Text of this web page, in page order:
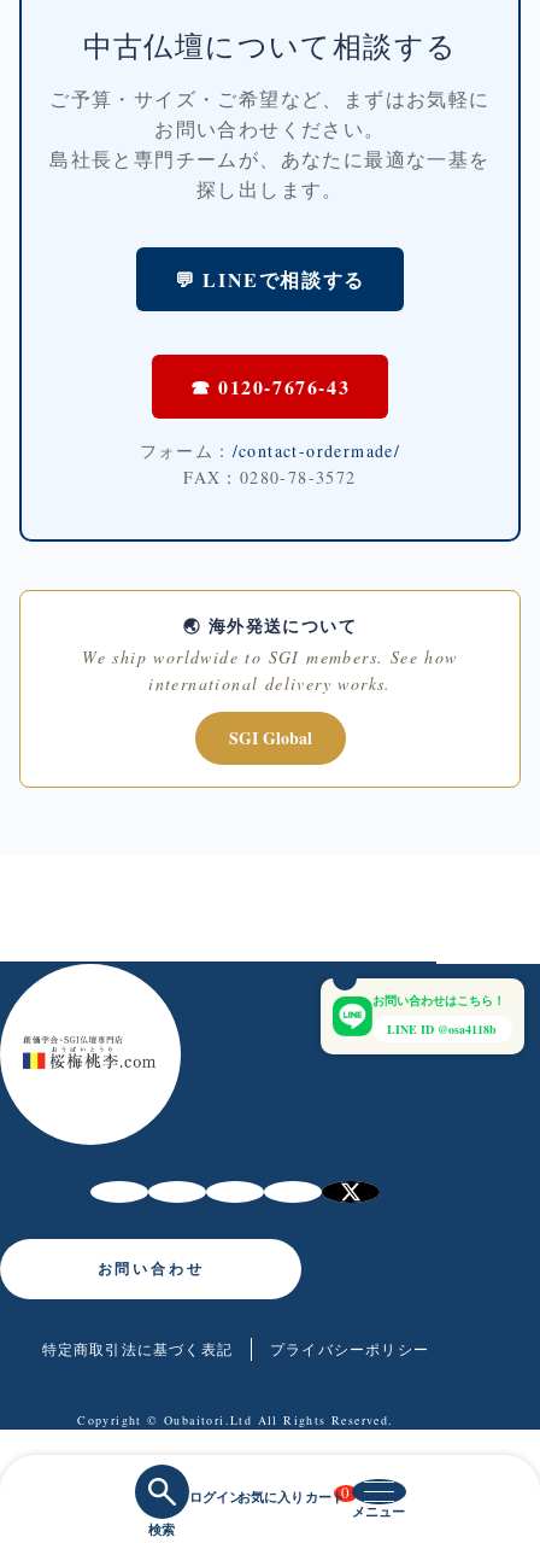
0
中古仏壇について相談する
ご予算・サイズ・ご希望など、まずはお気軽に
お問い合わせください。
島社長と専門チームが、あなたに最適な一基を
探し出します。
💬 LINEで相談する
☎ 0120-7676-43
フォーム： /contact-ordermade/
FAX：0280-78-3572
🌏 海外発送について
We ship worldwide to SGI members. See how
international delivery works.
お問い合わせはこちら！
LINE ID @osa4118b
Copyright © Oubaitori.Ltd All Rights Reserved.
お問い合わせ
特定商取引法に基づく表記 プライバシーポリシー